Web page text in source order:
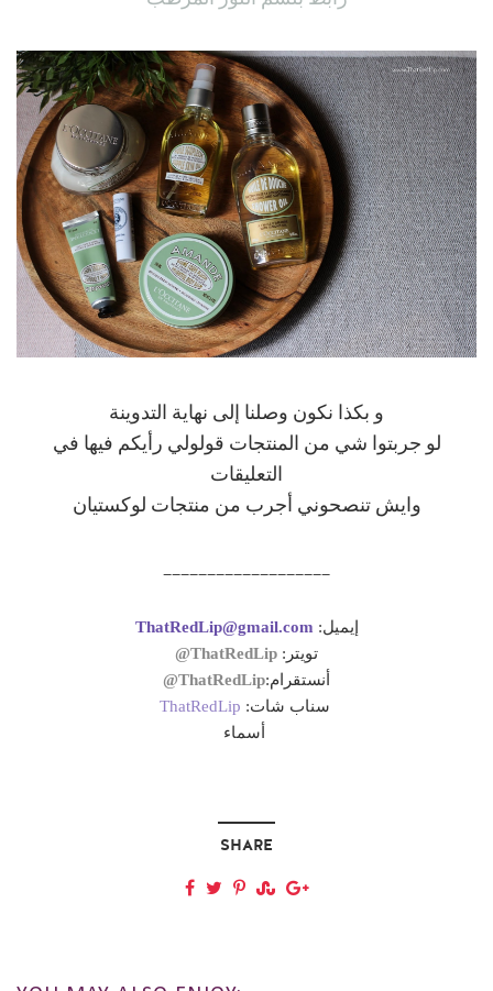
و بكذا نكون وصلنا إلى نهاية التدوينة
لو جربتوا شي من المنتجات قولولي رأيكم فيها في
التعليقات
وايش تنصحوني أجرب من منتجات لوكستيان
إيميل: ThatRedLip@gmail.com
تويتر: ThatRedLip@
أنستقرام:ThatRedLip@
سناب شات: ThatRedLip
أسماء
SHARE